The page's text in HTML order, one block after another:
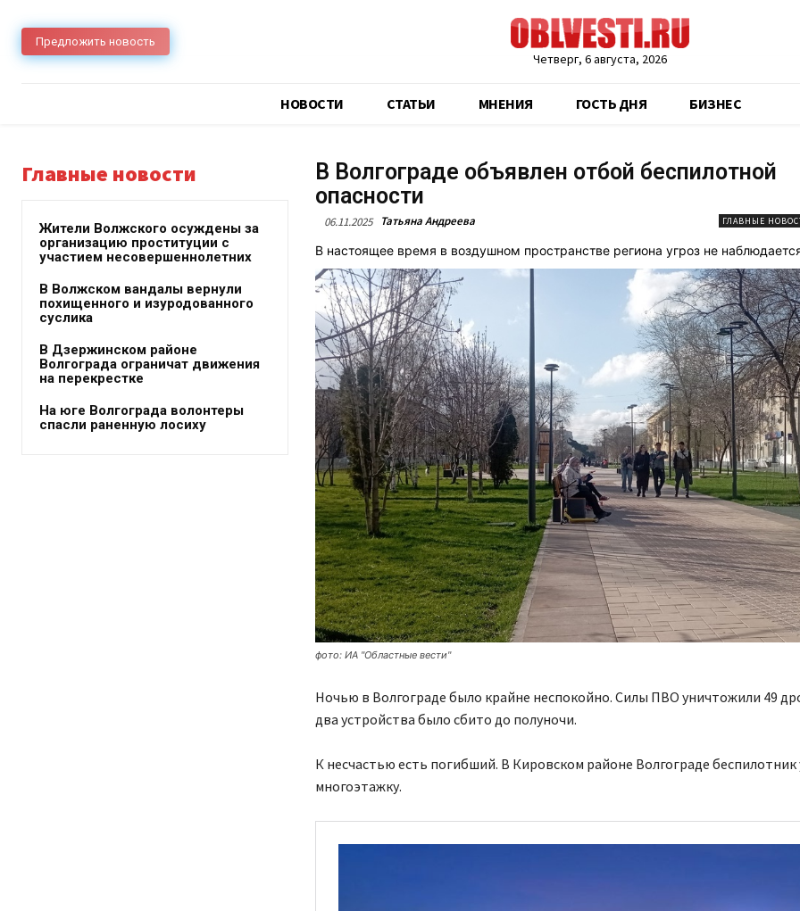
Предложить новость
Четверг, 6 августа, 2026
НОВОСТИ CТАТЬИ МНЕНИЯ ГОСТЬ ДНЯ БИЗНЕС
Главные новости
Жители Волжского осуждены за
организацию проституции с
участием несовершеннолетних
В Волжском вандалы вернули
похищенного и изуродованного
суслика
В Дзержинском районе
Волгограда ограничат движения
на перекрестке
На юге Волгограда волонтеры
спасли раненную лосиху
В Волгограде объявлен отбой беспилотной
опасности
06.11.2025 Татьяна Андреева ГЛАВНЫЕ
В настоящее время в воздушном пространстве региона угроз не
фото: ИА "Областные вести"
Ночью в Волгограде было крайне неспокойно. Силы ПВО уничтожили 49
два устройства было сбито до полуночи.
К несчастью есть погибший. В Кировском районе Волгограде беспилотник
многоэтажку.